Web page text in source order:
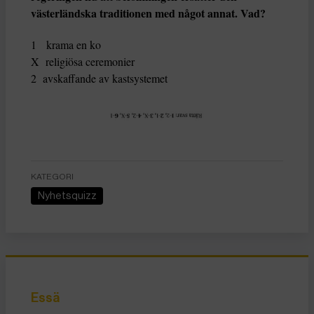
västerländska traditionen med något annat. Vad?
1 krama en ko
X religiösa ceremonier
2 avskaffande av kastsystemet
KATEGORI
Nyhetsquizz
Essä